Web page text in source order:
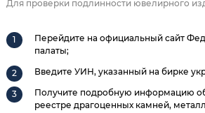
Для проверки подлинности ювелирного
Перейдите на официальный сайт
палаты;
Введите УИН, указанный на бирке
Получите подробную информацию
реестре драгоценных камней,